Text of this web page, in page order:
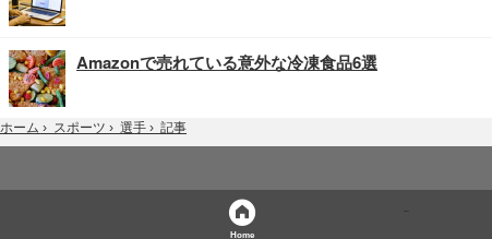
Amazonで売れている意外な冷凍食品6選
ホーム › スポーツ › 選手 › 記事
Home